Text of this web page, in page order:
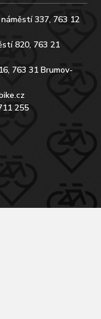
337, 763 12
820, 763 21
763 31 Brumov-
255